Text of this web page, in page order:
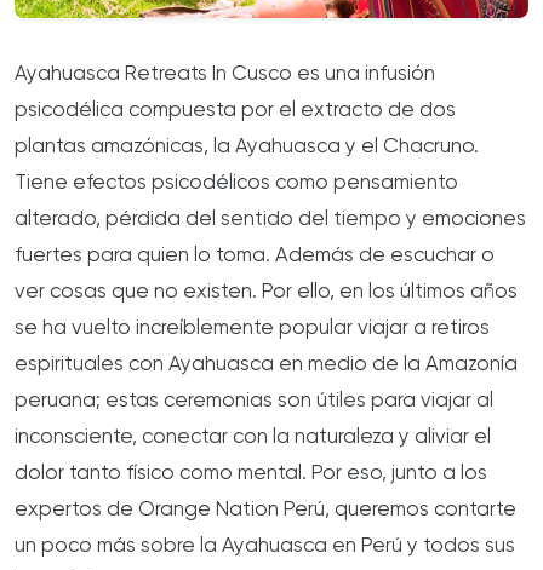
Ayahuasca Retreats In Cusco es una infusión
psicodélica compuesta por el extracto de dos
plantas amazónicas, la Ayahuasca y el Chacruno.
Tiene efectos psicodélicos como pensamiento
alterado, pérdida del sentido del tiempo y emociones
fuertes para quien lo toma. Además de escuchar o
ver cosas que no existen. Por ello, en los últimos años
se ha vuelto increíblemente popular viajar a retiros
espirituales con Ayahuasca en medio de la Amazonía
peruana; estas ceremonias son útiles para viajar al
inconsciente, conectar con la naturaleza y aliviar el
dolor tanto físico como mental. Por eso, junto a los
expertos de Orange Nation Perú, queremos contarte
un poco más sobre la Ayahuasca en Perú y todos sus